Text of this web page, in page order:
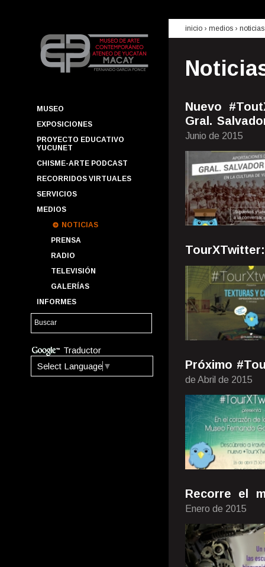
MUSEO
EXPOSICIONES
PROYECTO EDUCATIVO
YUCUNET
CHISME-ARTE PODCAST
RECORRIDOS VIRTUALES
SERVICIOS
MEDIOS
NOTICIAS
PRENSA
RADIO
TELEVISIÓN
GALERÍAS
INFORMES
Traductor
Select Language ▼
inicio › medios › noticias
Nuevo
Gral.
Junio de 2015
Próximo
de Abril de 2015
Recorre el
Enero de 2015